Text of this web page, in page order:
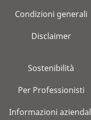
Condizioni generali
Disclaimer
Sostenibilità
Per Professionisti
Informazioni